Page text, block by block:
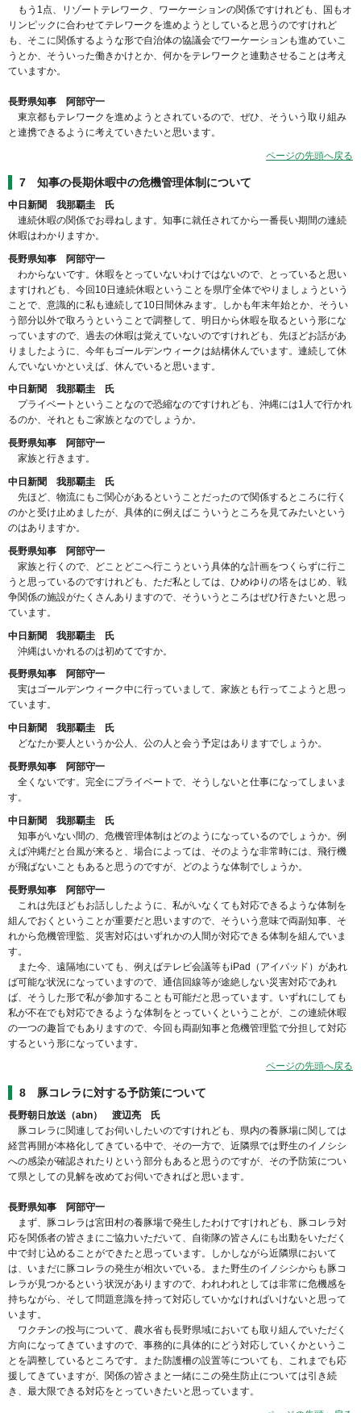
もう1点、リゾートテレワーク、ワーケーションの関係ですけれども、国もオ
リンピックに合わせてテレワークを進めようとしていると思うのですけれど
も、そこに関係するような形で自治体の協議会でワーケーションも進めていこ
うとか、そういった働きかけとか、何かをテレワークと連動させることは考え
ていますか。
長野県知事 阿部守一
東京都もテレワークを進めようとされているので、ぜひ、そういう取り組み
と連携できるように考えていきたいと思います。
ページの先頭へ戻る
7 知事の長期休暇中の危機管理体制について
中日新聞 我那覇圭 氏
連続休暇の関係でお尋ねします。知事に就任されてから一番長い期間の連続
休暇はわかりますか。
長野県知事 阿部守一
わからないです。休暇をとっていないわけではないので、とっていると思い
ますけれども、今回10日連続休暇ということを県庁全体でやりましょうという
ことで、意識的に私も連続して10日間休みます。しかも年末年始とか、そうい
う部分以外で取ろうということで調整して、明日から休暇を取るという形にな
っていますので、過去の休暇は覚えていないのですけれども、先ほどお話があ
りましたように、今年もゴールデンウィークは結構休んでいます。連続して休
んでいないかといえば、休んでいると思います。
中日新聞 我那覇圭 氏
プライベートということなので恐縮なのですけれども、沖縄には1人で行かれ
るのか、それともご家族となのでしょうか。
長野県知事 阿部守一
家族と行きます。
中日新聞 我那覇圭 氏
先ほど、物流にもご関心があるということだったので関係するところに行く
のかと受け止めましたが、具体的に例えばこういうところを見てみたいという
のはありますか。
長野県知事 阿部守一
家族と行くので、どことどこへ行こうという具体的な計画をつくらずに行こ
うと思っているのですけれども、ただ私としては、ひめゆりの塔をはじめ、戦
争関係の施設がたくさんありますので、そういうところはぜひ行きたいと思っ
ています。
中日新聞 我那覇圭 氏
沖縄はいかれるのは初めてですか。
長野県知事 阿部守一
実はゴールデンウィーク中に行っていまして、家族とも行ってこようと思っ
ています。
中日新聞 我那覇圭 氏
どなたか要人というか公人、公の人と会う予定はありますでしょうか。
長野県知事 阿部守一
全くないです。完全にプライベートで、そうしないと仕事になってしまいま
す。
中日新聞 我那覇圭 氏
知事がいない間の、危機管理体制はどのようになっているのでしょうか。例
えば沖縄だと台風が来ると、場合によっては、そのような非常時には、飛行機
が飛ばないこともあると思うのですが、どのような体制でしょうか。
長野県知事 阿部守一
これは先ほどもお話ししたように、私がいなくても対応できるような体制を
組んでおくということが重要だと思いますので、そういう意味で両副知事、そ
れから危機管理監、災害対応はいずれかの人間が対応できる体制を組んでいま
す。
また今、遠隔地にいても、例えばテレビ会議等もiPad（アイパッド）があれ
ば可能な状況になっていますので、通信回線等が途絶しない災害対応であれ
ば、そうした形で私が参加することも可能だと思っています。いずれにしても
私が不在でも対応できるような体制をとっていくということが、この連続休暇
の一つの趣旨でもありますので、今回も両副知事と危機管理監で分担して対応
するという形になっています。
ページの先頭へ戻る
8 豚コレラに対する予防策について
長野朝日放送（abn） 渡辺亮 氏
豚コレラに関連してお伺いしたいのですけれども、県内の養豚場に関しては
経営再開が本格化してきている中で、その一方で、近隣県では野生のイノシシ
への感染が確認されたりという部分もあると思うのですが、その予防策につい
て県としての見解を改めてお伺いできればと思います。
長野県知事 阿部守一
まず、豚コレラは宮田村の養豚場で発生したわけですけれども、豚コレラ対
応を関係者の皆さまにご協力いただいて、自衛隊の皆さんにも出動をいただく
中で封じ込めることができたと思っています。しかしながら近隣県において
は、いまだに豚コレラの発生が相次いでいる。また野生のイノシシからも豚コ
レラが見つかるという状況がありますので、われわれとしては非常に危機感を
持ちながら、そして問題意識を持って対応していかなければいけないと思って
います。
ワクチンの投与について、農水省も長野県域においても取り組んでいただく
方向になってきていますので、事務的に具体的にどう対応していくかというこ
とを調整しているところです。また防護柵の設置等についても、これまでも応
援してきていますが、関係の皆さまと一緒にこの発生防止については引き続
き、最大限できる対応をとっていきたいと思っています。